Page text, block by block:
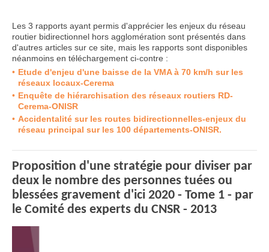
Les 3 rapports ayant permis d'apprécier les enjeux du réseau
routier bidirectionnel hors agglomération sont présentés dans
d'autres articles sur ce site, mais les rapports sont disponibles
néanmoins en téléchargement ci-contre :
Etude d'enjeu d'une baisse de la VMA à 70 km/h sur les
réseaux locaux-Cerema
Enquête de hiérarchisation des réseaux routiers RD-
Cerema-ONISR
Accidentalité sur les routes bidirectionnelles-enjeux du
réseau principal sur les 100 départements-ONISR.
Proposition d'une stratégie pour diviser par
deux le nombre des personnes tuées ou
blessées gravement d'ici 2020 - Tome 1 - par
le Comité des experts du CNSR - 2013